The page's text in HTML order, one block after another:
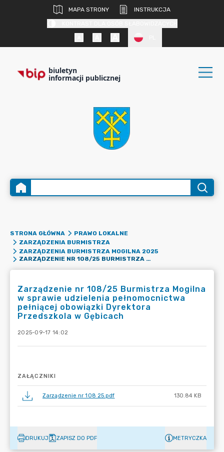
MAPA STRONY
INSTRUKCJA
biuletyn
informacji publicznej
STRONA GŁÓWNA
PRAWO LOKALNE
ZARZĄDZENIA BURMISTRZA
ZARZĄDZENIA BURMISTRZA MOGILNA 2025
ZARZĄDZENIE NR 108/25 BURMISTRZA MOGILNA W SPRAWIE UDZIELENIA PEŁNOMOCNICTWA PEŁNIĄCEJ OBOWIĄZKI DYREKTORA PRZEDSZKOLA W GĘBICACH
Zarządzenie nr 108/25 Burmistrza Mogilna
w sprawie udzielenia pełnomocnictwa
pełniącej obowiązki Dyrektora
Przedszkola w Gębicach
2025-09-17 14:02
ZAŁĄCZNIKI
Zarządzenie nr 108 25.pdf 130.84 KB
DRUKUJ ZAPISZ DO PDF METRYCZKA